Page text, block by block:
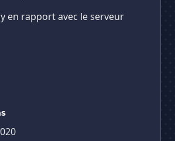
en rapport avec le serveur